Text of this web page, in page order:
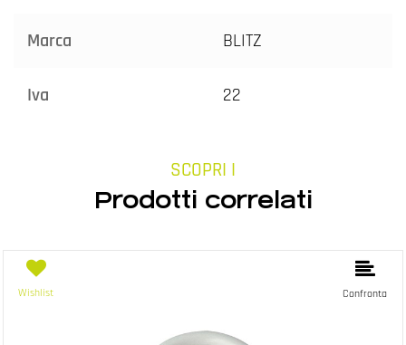
Marca BLITZ
Iva 22
SCOPRI I
Prodotti correlati
Wishlist Confronta